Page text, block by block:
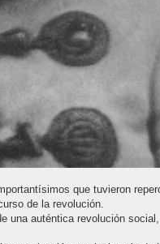
que tuvieron
de la revolución.
auténtica revolución